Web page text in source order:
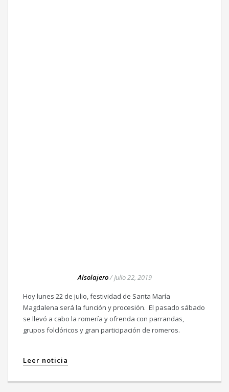
Alsolajero/Julio 22, 2019
Hoy lunes 22 de julio, festividad de Santa María
Magdalena será la función y procesión. El pasado sábado
se llevó a cabo la romería y ofrenda con parrandas,
grupos folclóricos y gran participación de romeros.
Leer noticia